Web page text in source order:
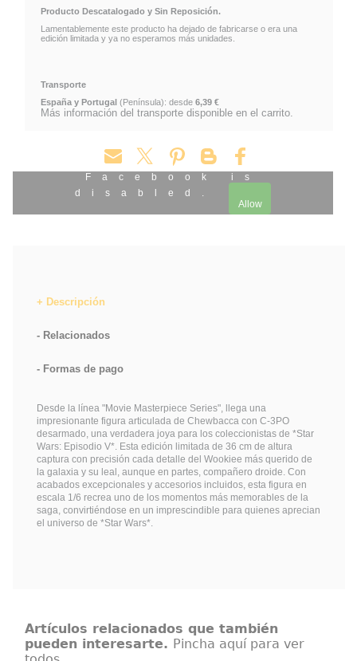
Producto Descatalogado y Sin Reposición.
Lamentablemente este producto ha dejado de fabricarse o era una
edición limitada y ya no esperamos más unidades.
Transporte
España y Portugal (Península): desde 6,39 €
Más información del transporte disponible en el carrito.
Facebook is
disabled.
Allow
Descripción
Relacionados
Formas de pago
Desde la línea "Movie Masterpiece Series", llega una
impresionante figura articulada de Chewbacca con C-3PO
desarmado, una verdadera joya para los coleccionistas de *Star
Wars: Episodio V*. Esta edición limitada de 36 cm de altura
captura con precisión cada detalle del Wookiee más querido de
la galaxia y su leal, aunque en partes, compañero droide. Con
acabados excepcionales y accesorios incluidos, esta figura en
escala 1/6 recrea uno de los momentos más memorables de la
saga, convirtiéndose en un imprescindible para quienes aprecian
el universo de *Star Wars*.
Artículos relacionados que también
pueden interesarte. Pincha aquí para ver